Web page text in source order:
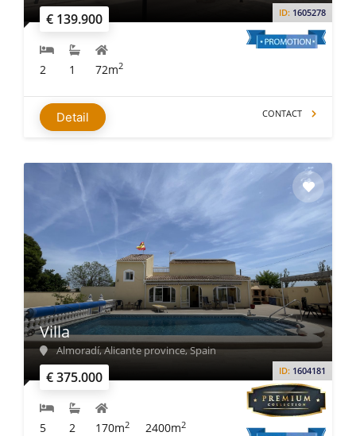
€ 139.900 ID: 1605278
2 1 72m2
Detail CONTACT
€ 375.000 ID: 1604181
Villa
Almoradí, Alicante province, Spain
5 2 170m2 2400m2